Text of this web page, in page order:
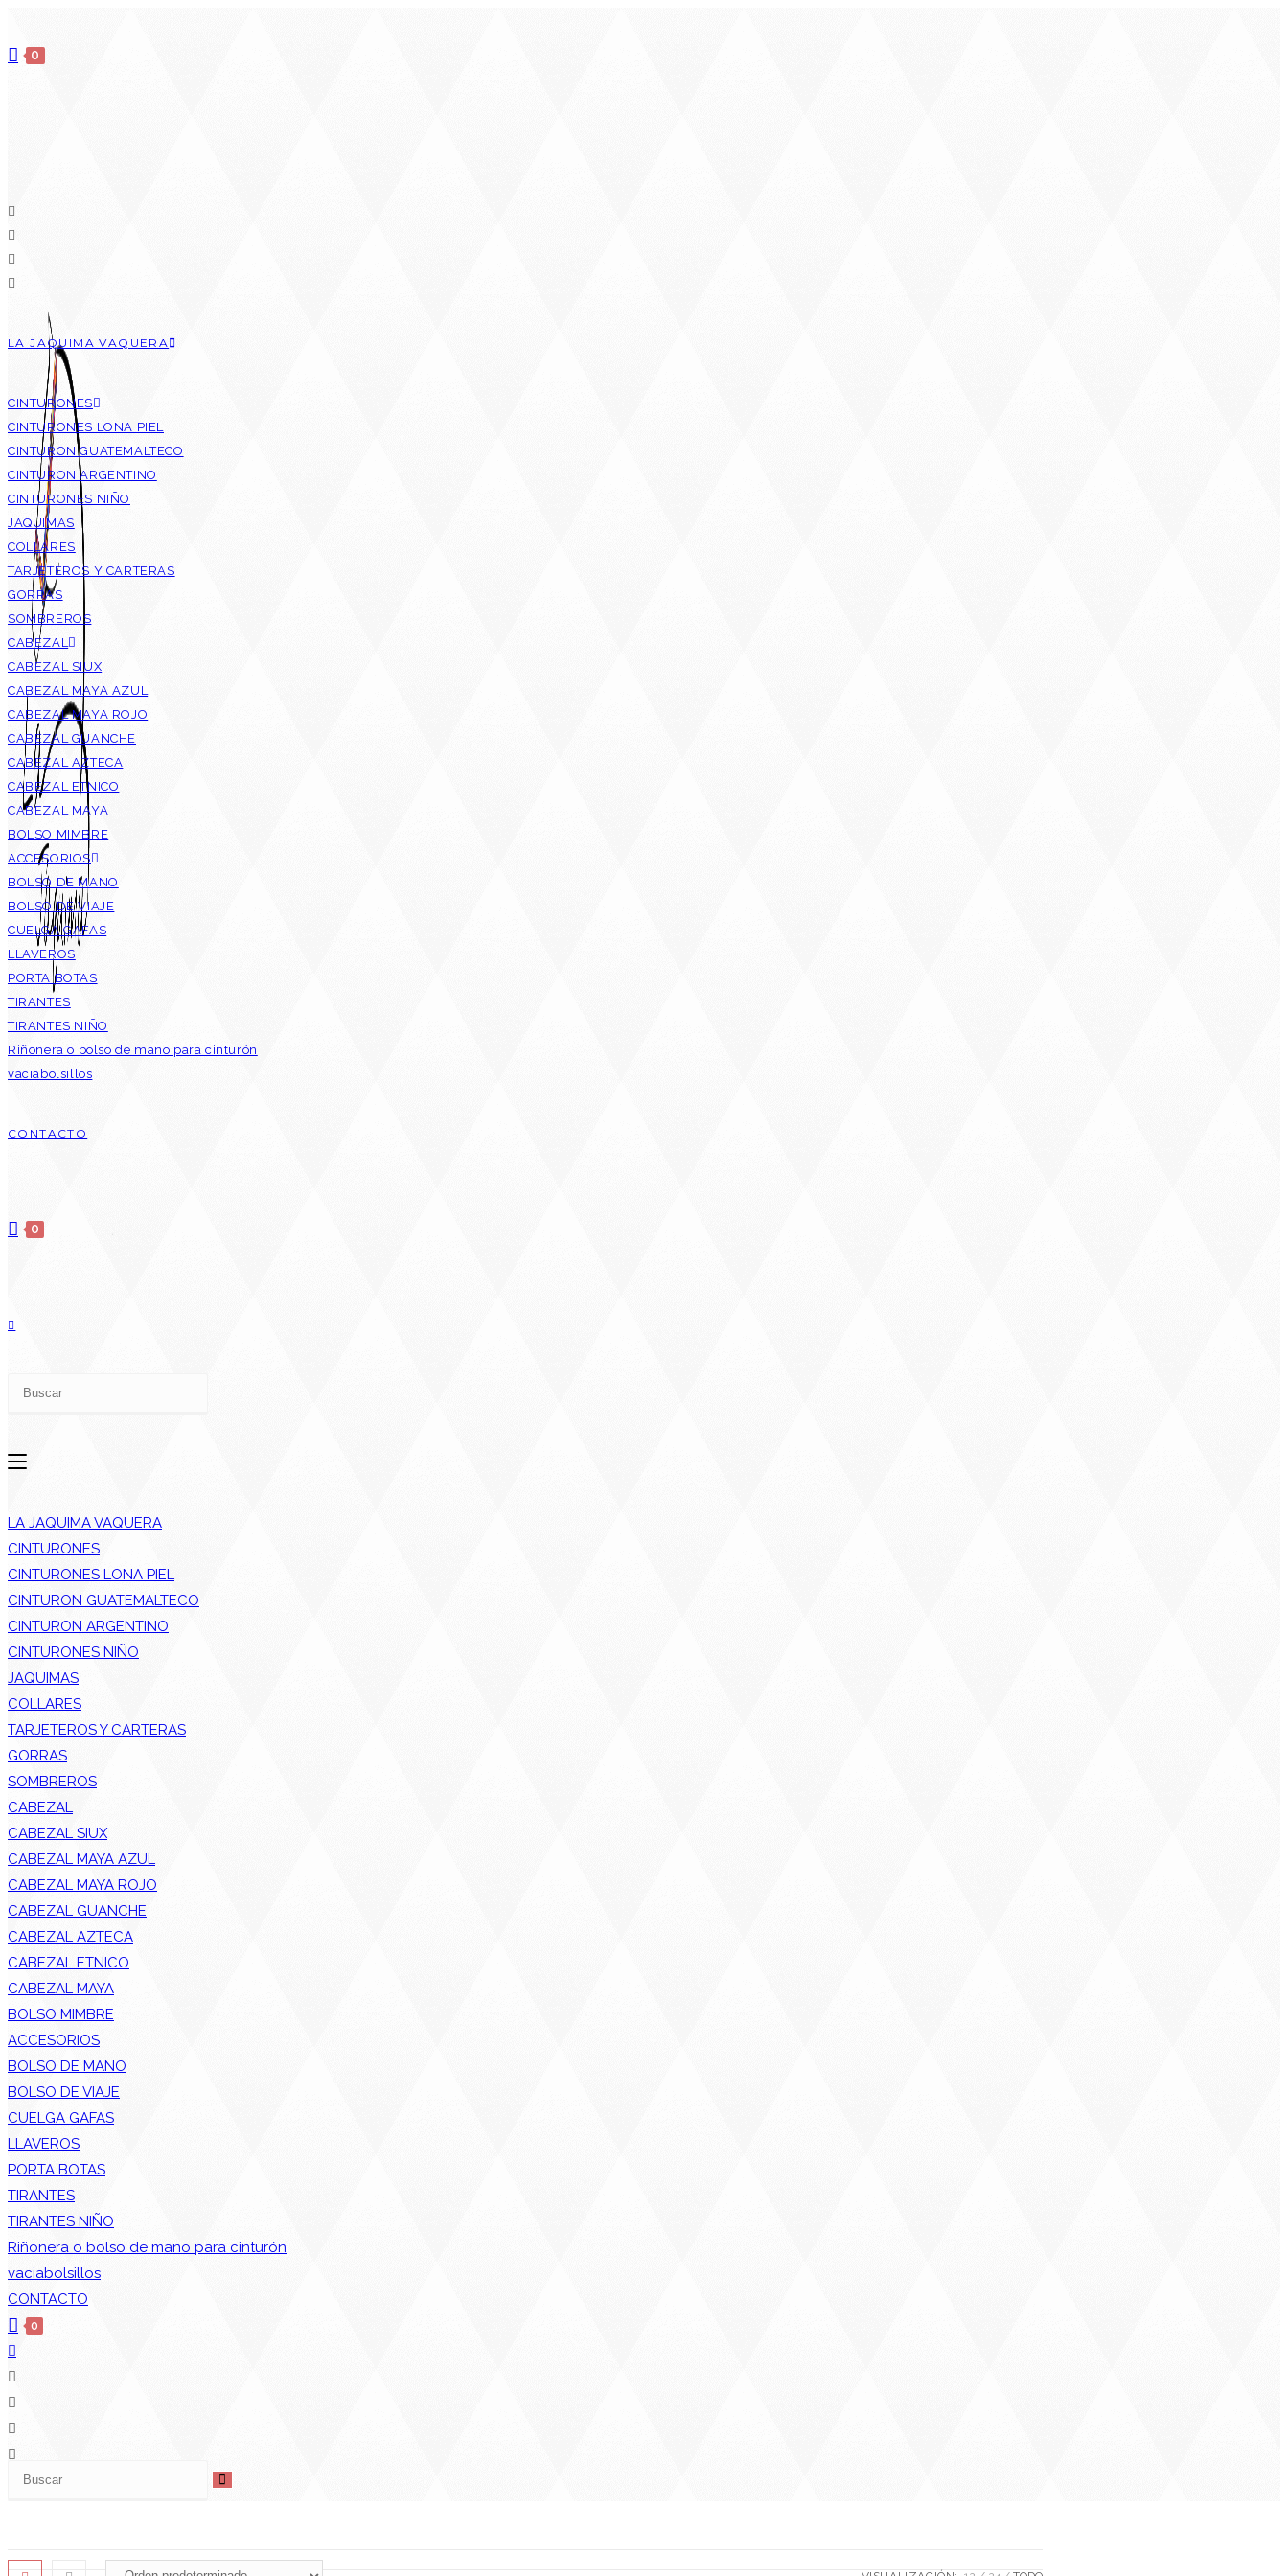
0
LA JAQUIMA VAQUERA
CINTURONES
CINTURONES LONA PIEL
CINTURON GUATEMALTECO
CINTURON ARGENTINO
CINTURONES NIÑO
JAQUIMAS
COLLARES
TARJETEROS Y CARTERAS
GORRAS
SOMBREROS
CABEZAL
CABEZAL SIUX
CABEZAL MAYA AZUL
CABEZAL MAYA ROJO
CABEZAL GUANCHE
CABEZAL AZTECA
CABEZAL ETNICO
CABEZAL MAYA
BOLSO MIMBRE
ACCESORIOS
BOLSO DE MANO
BOLSO DE VIAJE
CUELGA GAFAS
LLAVEROS
PORTA BOTAS
TIRANTES
TIRANTES NIÑO
Riñonera o bolso de mano para cinturón
vaciabolsillos
CONTACTO
0
LA JAQUIMA VAQUERA
CINTURONES
CINTURONES LONA PIEL
CINTURON GUATEMALTECO
CINTURON ARGENTINO
CINTURONES NIÑO
JAQUIMAS
COLLARES
TARJETEROS Y CARTERAS
GORRAS
SOMBREROS
CABEZAL
CABEZAL SIUX
CABEZAL MAYA AZUL
CABEZAL MAYA ROJO
CABEZAL GUANCHE
CABEZAL AZTECA
CABEZAL ETNICO
CABEZAL MAYA
BOLSO MIMBRE
ACCESORIOS
BOLSO DE MANO
BOLSO DE VIAJE
CUELGA GAFAS
LLAVEROS
PORTA BOTAS
TIRANTES
TIRANTES NIÑO
Riñonera o bolso de mano para cinturón
vaciabolsillos
CONTACTO
0